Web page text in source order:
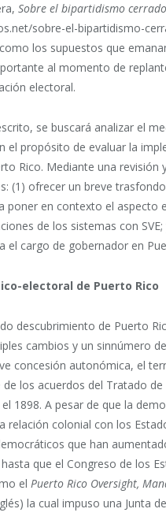
Sobre el bipartidismo cerrado
sobre-el-bipartidismo-
los supuestos que
al momento de
electoral.
se buscará analizar el
el propósito de evaluar la
Rico. Mediante una
(1) ofrecer un breve
poner en contexto el aspecto
de los sistemas con
el cargo de gobernador en
electoral de Puerto Rico
descubrimiento de Puerto
cambios y un sinnúmero
concesión autonómica, el
los acuerdos del Tratado
1898. A pesar de que la
relación colonial con los
que han
que el Congreso de los
el Puerto Rico Oversight,
la cual impuso una Junta